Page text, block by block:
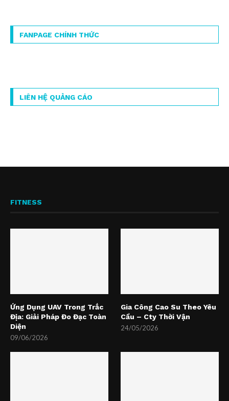
FANPAGE CHÍNH THỨC
LIÊN HỆ QUẢNG CÁO
FITNESS
Ứng Dụng UAV Trong Trắc
Địa: Giải Pháp Đo Đạc Toàn
Diện
09/06/2026
Gia Công Cao Su Theo Yêu
Cầu – Cty Thời Vận
24/05/2026